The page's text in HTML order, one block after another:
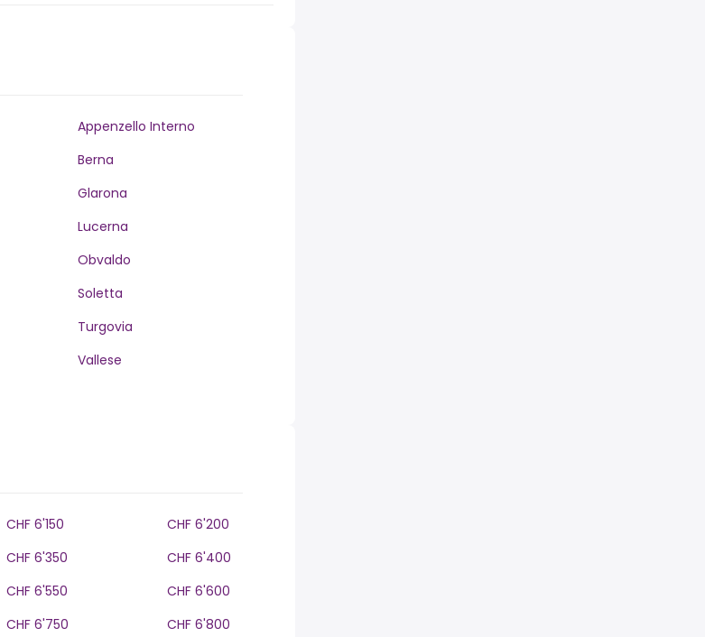
Appenzello Interno
Berna
Glarona
Lucerna
Obvaldo
Soletta
Turgovia
Vallese
CHF 6'150
CHF 6'200
CHF 6'350
CHF 6'400
CHF 6'550
CHF 6'600
CHF 6'750 CHF 6'800